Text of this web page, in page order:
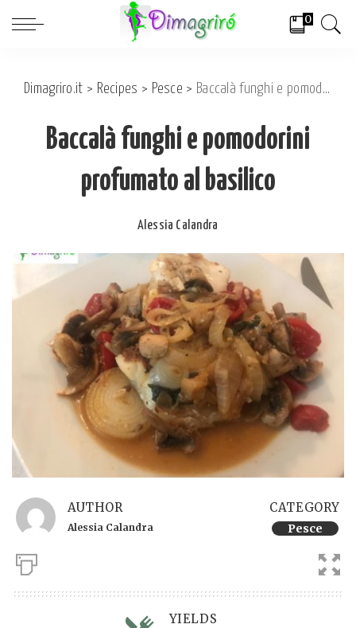
0
Dimagriro.it > Recipes > Pesce > Baccalà funghi e pomodorini profumato al basilico
Baccalà funghi e pomodorini
profumato al basilico
Posted
Alessia Calandra
AUTHOR
Alessia Calandra
CATEGORY
Pesce
YIELDS